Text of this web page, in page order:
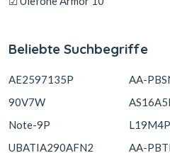
Beliebte Suchbegriffe
AE2597135P
90V7W
Note-9P
UBATIA290AFN2
AA-
AA-